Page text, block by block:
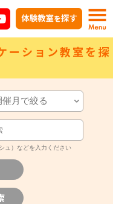
ーション教室を探
ュ）などを入力ください